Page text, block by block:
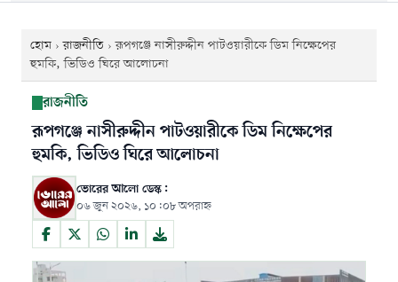
হোম ›রাজনীতি ›রূপগঞ্জে নাসীরুদ্দীন পাটওয়ারীকে ডিম নিক্ষেপের
হুমকি, ভিডিও ঘিরে আলোচনা
রাজনীতি
রূপগঞ্জে নাসীরুদ্দীন পাটওয়ারীকে ডিম নিক্ষেপের
হুমকি, ভিডিও ঘিরে আলোচনা
ভোরের আলো ডেস্ক:
০৬ জুন ২০২৬, ১০:০৮ অপরাহ্ন